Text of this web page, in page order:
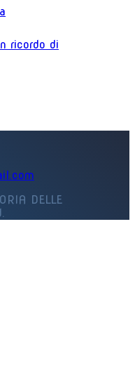
ricordo di
DELLE